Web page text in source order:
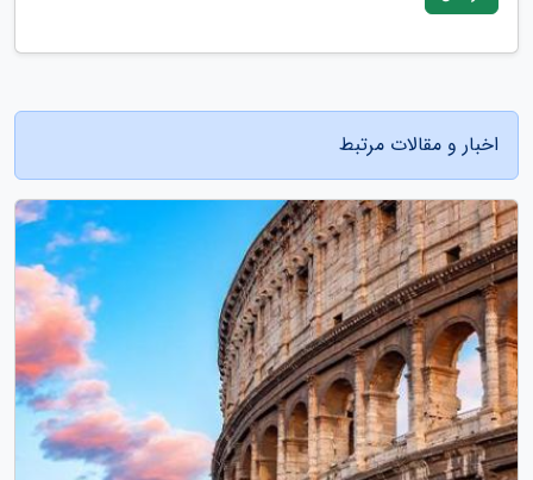
اخبار و مقالات مرتبط